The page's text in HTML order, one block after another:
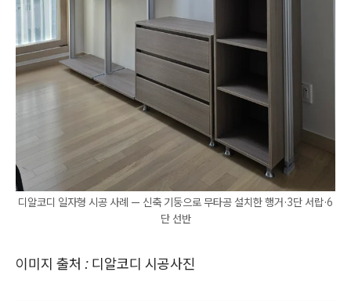
디알코디 일자형 시공 사례 — 신축 기둥으로 무타공 설치한 행거·3단 서랍·6
단 선반
이미지 출처 : 디알코디 시공사진